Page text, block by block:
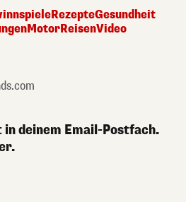
RezepteGesundheit
MotorReisenVideo
deinem Email-Postfach.